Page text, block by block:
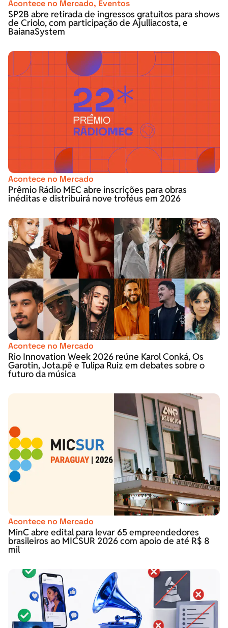
Acontece no Mercado, Eventos
SP2B abre retirada de ingressos gratuitos para shows
de Criolo, com participação de Ajulliacosta, e
BaianaSystem
Acontece no Mercado
Prêmio Rádio MEC abre inscrições para obras
inéditas e distribuirá nove troféus em 2026
Acontece no Mercado
Rio Innovation Week 2026 reúne Karol Conká, Os
Garotin, Jota.pê e Tulipa Ruiz em debates sobre o
futuro da música
Acontece no Mercado
MinC abre edital para levar 65 empreendedores
brasileiros ao MICSUR 2026 com apoio de até R$ 8
mil